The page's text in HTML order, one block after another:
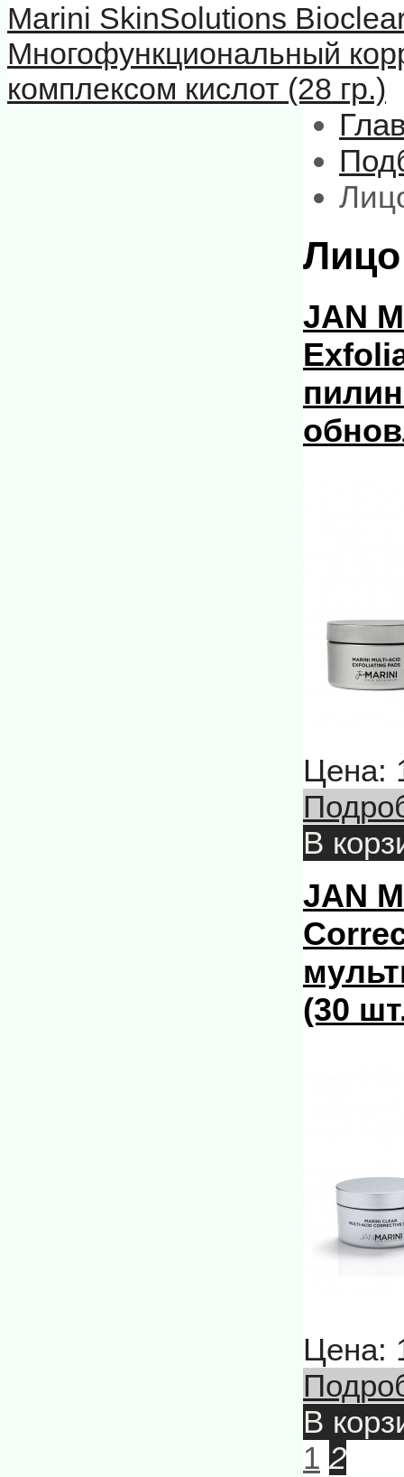
Marini SkinSolutions
Многофункциональный
комплексом кислот (28 гр.)
Лицо
JAN
Цена:
В
JAN
(30
Цена:
В
1 2